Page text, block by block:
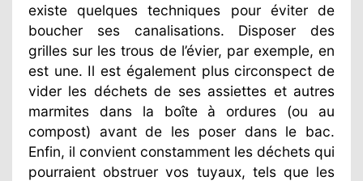
existe quelques techniques pour éviter de
boucher ses canalisations. Disposer des
grilles sur les trous de l’évier, par exemple, en
est une. Il est également plus circonspect de
vider les déchets de ses assiettes et autres
marmites dans la boîte à ordures (ou au
compost) avant de les poser dans le bac.
Enfin, il convient constamment les déchets qui
pourraient obstruer vos tuyaux, tels que les